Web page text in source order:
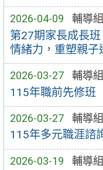
2026-04-09 輔導組
第27期家長成長
情緒力，重塑親子
2026-03-27 輔導組
115年職前先修班
2026-03-27 輔導組
115年多元職涯諮
2026-03-19 輔導組